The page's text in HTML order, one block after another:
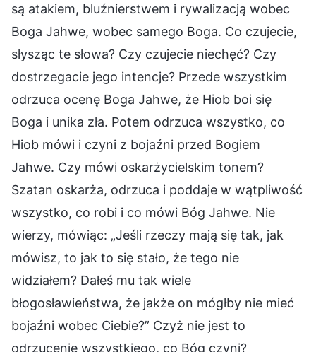
są atakiem, bluźnierstwem i rywalizacją wobec
Boga Jahwe, wobec samego Boga. Co czujecie,
słysząc te słowa? Czy czujecie niechęć? Czy
dostrzegacie jego intencje? Przede wszystkim
odrzuca ocenę Boga Jahwe, że Hiob boi się
Boga i unika zła. Potem odrzuca wszystko, co
Hiob mówi i czyni z bojaźni przed Bogiem
Jahwe. Czy mówi oskarżycielskim tonem?
Szatan oskarża, odrzuca i poddaje w wątpliwość
wszystko, co robi i co mówi Bóg Jahwe. Nie
wierzy, mówiąc: „Jeśli rzeczy mają się tak, jak
mówisz, to jak to się stało, że tego nie
widziałem? Dałeś mu tak wiele
błogosławieństwa, że jakże on mógłby nie mieć
bojaźni wobec Ciebie?” Czyż nie jest to
odrzucenie wszystkiego, co Bóg czyni?